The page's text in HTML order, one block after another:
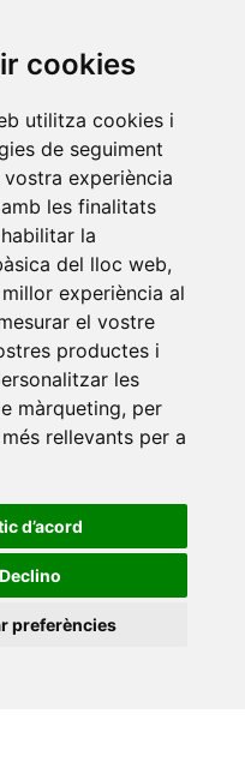
cookies
utilitza cookies i
de seguiment
experiència
les finalitats
la
del lloc web,
experiència al
el vostre
productes i
les
màrqueting, per
rellevants per a
d’acord
Declino
preferències
n